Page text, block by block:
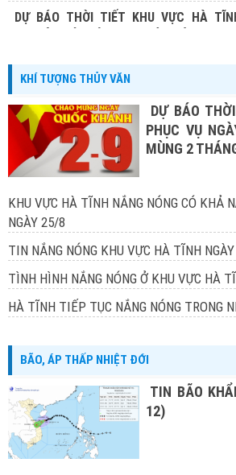
DỰ BÁO THỜI TIẾT KHU VỰC HÀ
KHÍ TƯỢNG THỦY VĂN
DỰ BÁO
PHỤC VỤ
MÙNG 2
KHU VỰC HÀ TĨNH NẮNG NÓNG CÓ KHẢ
NGÀY 25/8
TIN NẮNG NÓNG KHU VỰC HÀ TĨNH
TÌNH HÌNH NẮNG NÓNG Ở KHU VỰC HÀ
HÀ TĨNH TIẾP TỤC NẮNG NÓNG TRONG
BÃO, ÁP THẤP NHIỆT ĐỚI
TIN BÃO
12)